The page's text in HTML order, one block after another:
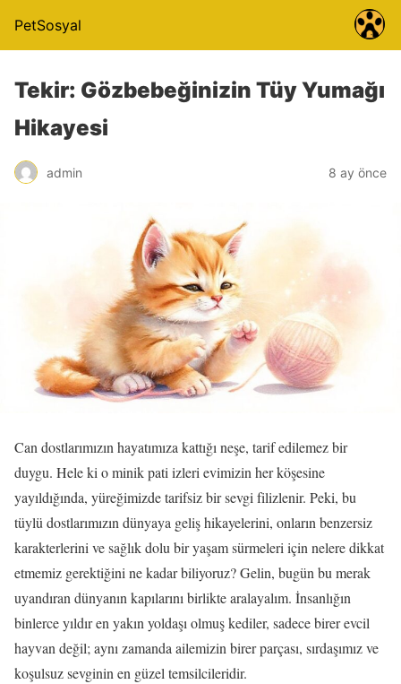
PetSosyal
Tekir: Gözbebeğinizin Tüy Yumağı
Hikayesi
admin 8 ay önce
Can dostlarımızın hayatımıza kattığı neşe, tarif edilemez bir
duygu. Hele ki o minik pati izleri evimizin her köşesine
yayıldığında, yüreğimizde tarifsiz bir sevgi filizlenir. Peki, bu
tüylü dostlarımızın dünyaya geliş hikayelerini, onların benzersiz
karakterlerini ve sağlık dolu bir yaşam sürmeleri için nelere dikkat
etmemiz gerektiğini ne kadar biliyoruz? Gelin, bugün bu merak
uyandıran dünyanın kapılarını birlikte aralayalım. İnsanlığın
binlerce yıldır en yakın yoldaşı olmuş kediler, sadece birer evcil
hayvan değil; aynı zamanda ailemizin birer parçası, sırdaşımız ve
koşulsuz sevginin en güzel temsilcileridir.